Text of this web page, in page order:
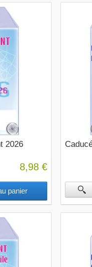
2026
8,98 €
panier